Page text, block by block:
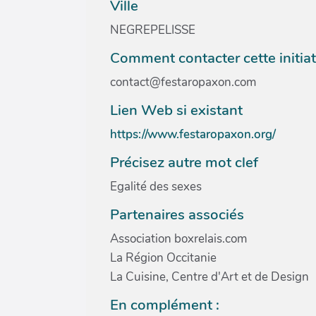
Ville
NEGREPELISSE
Comment contacter cette
contact@festaropaxon.com
Lien Web si existant
https://www.festaropaxon.org/
Précisez autre mot clef
Egalité des sexes
Partenaires associés
Association boxrelais.com
La Région Occitanie
La Cuisine, Centre d'Art et de Design
En complément :